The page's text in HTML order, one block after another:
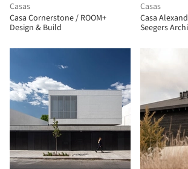
Casas
Casa Cornerstone / ROOM+
Design & Build
Casas
Casa
Seegers